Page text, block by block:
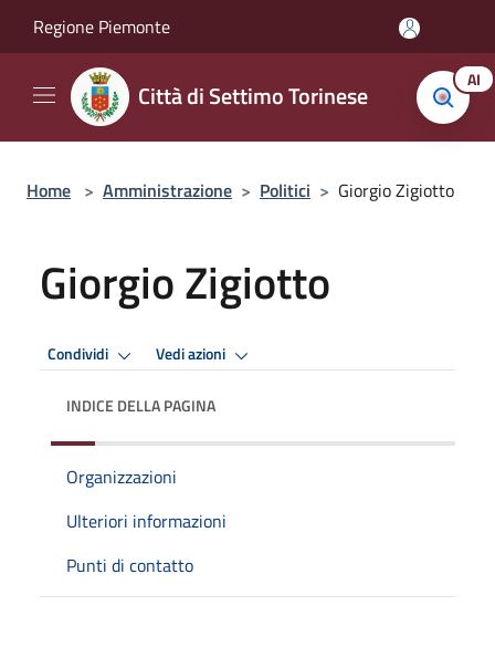
Regione Piemonte
Città di Settimo Torinese AI
Home > Amministrazione > Politici > Giorgio Zigiotto
Giorgio Zigiotto
Condividi Vedi azioni
INDICE DELLA PAGINA
Organizzazioni
Ulteriori informazioni
Punti di contatto